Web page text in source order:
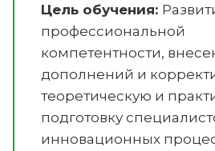
Цель обучения:
профессиональной
компетентности,
дополнений и
теоретическую и
подготовку
инновационных